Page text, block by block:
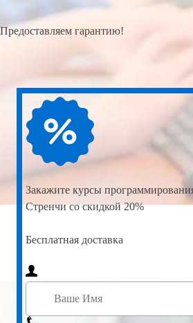
Предоставляем гарантию!
Закажите курсы
Стренчи со скидкой 20%
Бесплатная доставка